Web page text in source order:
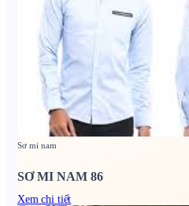
Sơ mi nam
SƠ MI NAM 86
Xem chi tiết